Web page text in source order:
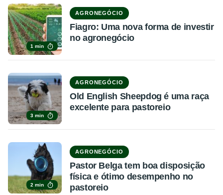
1 min
AGRONEGÓCIO
Fiagro: Uma nova forma de investir
no agronegócio
3 min
AGRONEGÓCIO
Old English Sheepdog é uma raça
excelente para pastoreio
2 min
AGRONEGÓCIO
Pastor Belga tem boa disposição
física e ótimo desempenho no
pastoreio